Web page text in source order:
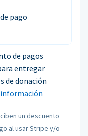
pago
de pagos
entregar
de donación
información
un descuento
al usar Stripe y/o